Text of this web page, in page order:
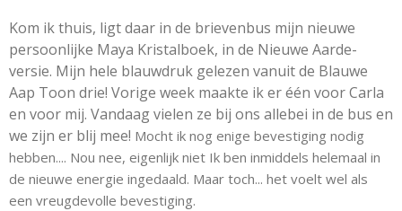
Kom ik thuis, ligt daar in de brievenbus mijn nieuwe
persoonlijke Maya Kristalboek, in de Nieuwe Aarde-
versie. Mijn hele blauwdruk gelezen vanuit de Blauwe
Aap Toon drie! Vorige week maakte ik er één voor Carla
en voor mij. Vandaag vielen ze bij ons allebei in de bus en
we zijn er blij mee! Mocht ik nog enige bevestiging nodig
hebben.... Nou nee, eigenlijk niet Ik ben inmiddels helemaal in
de nieuwe energie ingedaald. Maar toch... het voelt wel als
een vreugdevolle bevestiging.